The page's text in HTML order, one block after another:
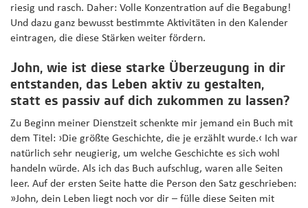
riesig und rasch. Daher: Volle Konzentration auf die Begabung!
Und dazu ganz bewusst bestimmte Aktivitäten in den Kalender
eintragen, die diese Stärken weiter fördern.
John, wie ist diese starke Überzeugung in dir
entstanden, das Leben aktiv zu gestalten,
statt es passiv auf dich zukommen zu lassen?
Zu Beginn meiner Dienstzeit schenkte mir jemand ein Buch mit
dem Titel: ›Die größte Geschichte, die je erzählt wurde.‹ Ich war
natürlich sehr neugierig, um welche Geschichte es sich wohl
handeln würde. Als ich das Buch aufschlug, waren alle Seiten
leer. Auf der ersten Seite hatte die Person den Satz geschrieben:
»John, dein Leben liegt noch vor dir – fülle diese Seiten mit